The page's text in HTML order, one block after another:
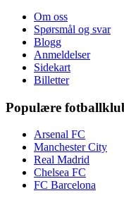
Om oss
Spørsmål og svar
Blogg
Anmeldelser
Sidekart
Billetter
Populære
Arsenal FC
Manchester City
Real Madrid
Chelsea FC
FC Barcelona